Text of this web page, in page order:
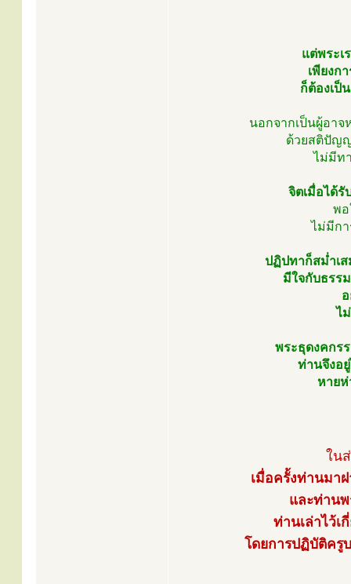
แต่พระเ
เพียงก
ก็ต้องเป็
นอกจากเป็นผู้อา
ด้วยสติปัญ
ไม่มีท
จิตเมื่อได้
พอ
ไม่มีกา
ปฏิปทาก็สม่ำเ
มีใจกับธรร
ไ
พระธุดงคกร
ท่านจึงอ
หายห่
ใน
เมื่อครั้งท่านมา
และท่านพ
ท่านเล่าไว้เ
โดยการปฏิบัติครู